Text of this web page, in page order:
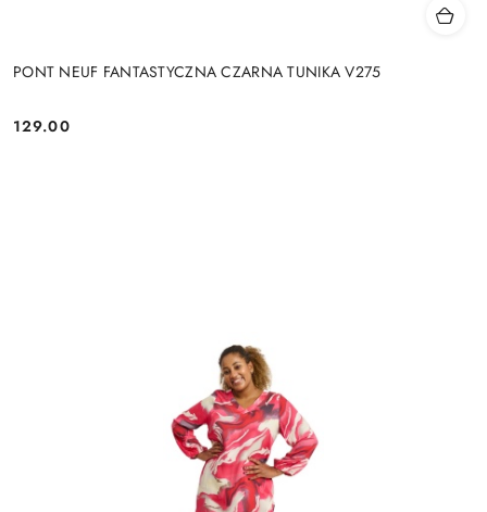
PONT NEUF FANTASTYCZNA CZARNA TUNIKA V275
Cena:
129.00